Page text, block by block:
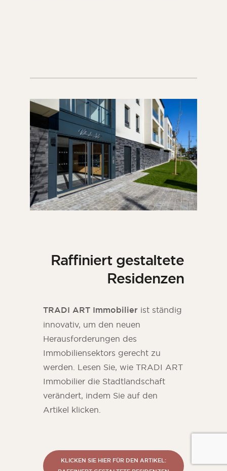
Raffiniert gestaltete
Residenzen
TRADI ART Immobilier ist ständig
innovativ, um den neuen
Herausforderungen des
Immobiliensektors gerecht zu
werden. Lesen Sie, wie TRADI ART
Immobilier die Stadtlandschaft
verändert, indem Sie auf den
Artikel klicken.
KLICKEN SIE HIER FÜR DEN ARTIKEL: